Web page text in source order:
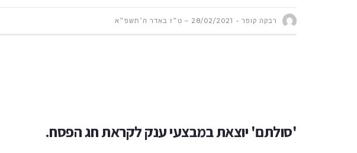
רבקה קופר 28/02/2021 – ט״ז באדר ה׳תשפ״א
'סולתם' יוצאת במבצעי ענק לקראת חג הפסח.